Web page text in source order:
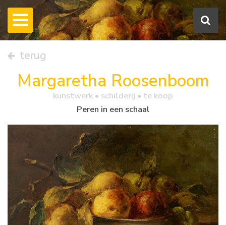
terug
Margaretha Roosenboom
kunstwerk • schilderij • te koop
Peren in een schaal